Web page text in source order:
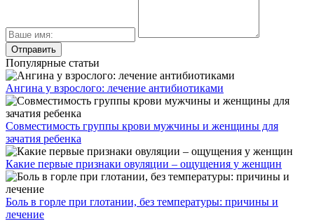
Популярные статьи
Ангина у взрослого: лечение антибиотиками
Совместимость группы крови мужчины и женщины для
зачатия ребенка
Какие первые признаки овуляции – ощущения у женщин
Боль в горле при глотании, без температуры: причины и
лечение